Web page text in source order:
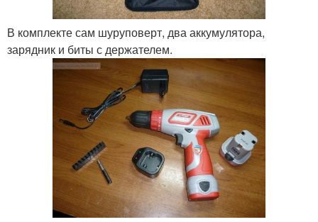
В комплекте сам шуруповерт, два аккумулятора,
зарядник и биты с держателем.